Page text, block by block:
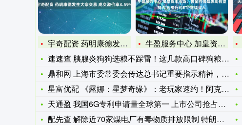
宇奇配资 药明康德发生大宗交易 成交溢价率3.59%
牛盈服务中心 加皇资本市场：黄金的强劲表现有望持久 因央行和
速速查 胰腺炎狗狗选粮不踩雷！这几款高口碑狗粮，兼顾营养与安
鼎和网 上海市委常委会传达总书记重要指示精神，研究“十五五”
星富优配 《露娜：星梦奇缘》：老玩家速约！阿克勒港口的船鸣，
天通盈 我国6G专利申请量全球第一 上市公司抢占技术制高点
配先查 解除近70家煤电厂有毒物质排放限制 特朗普能重振煤炭